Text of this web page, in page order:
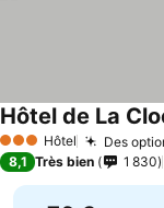
3 ÉtoilesHôtel Des
Hôtel de La
8,1 Très bien 1 830